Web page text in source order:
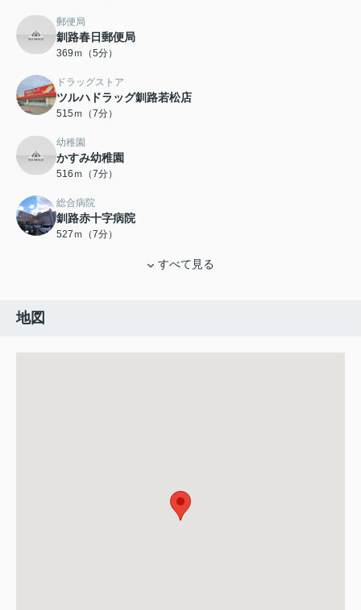
郵便局
釧路春日郵便局
369ｍ（5分）
ドラッグストア
ツルハドラッグ釧路若松店
515ｍ（7分）
幼稚園
かすみ幼稚園
516ｍ（7分）
総合病院
釧路赤十字病院
527ｍ（7分）
すべて見る
地図